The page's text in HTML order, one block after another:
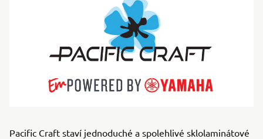
Pacific Craft staví jednoduché a spolehlivé sklolaminátové